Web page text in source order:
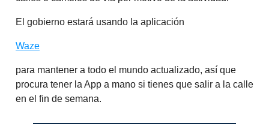
El gobierno estará usando la aplicación
Waze
para mantener a todo el mundo actualizado, así que
procura tener la App a mano si tienes que salir a la calle
en el fin de semana.